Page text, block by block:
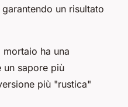
un risultato
ha una
un sapore più
più "rustica"